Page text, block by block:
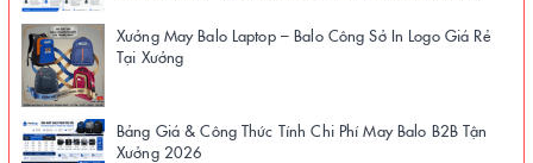
Xưởng May Balo Laptop – Balo Công Sở In Logo Giá Rẻ
Tại Xưởng
Bảng Giá & Công Thức Tính Chi Phí May Balo B2B Tận
Xưởng 2026